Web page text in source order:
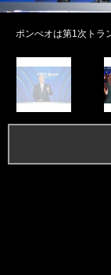
ポンぺオは第1次トラ